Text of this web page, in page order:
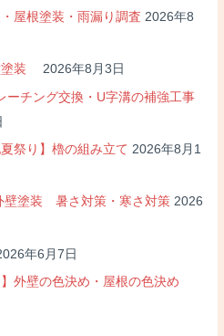
屋根塗装・雨漏り調査 2026年8
塗装 2026年8月3日
ーチング交換・U字溝の補強工事
祭り】櫓の組み立て 2026年8月1
塗装 暑さ対策・寒さ対策 2026
年6月7日
外壁の色決め・屋根の色決め